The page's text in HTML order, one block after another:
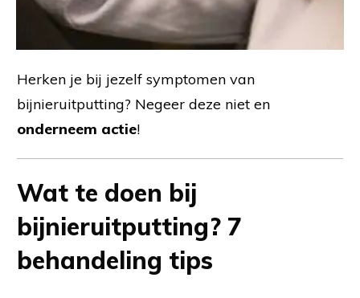
Herken je bij jezelf symptomen van
bijnieruitputting? Negeer deze niet en
onderneem actie!
Wat te doen bij
bijnieruitputting? 7
behandeling tips